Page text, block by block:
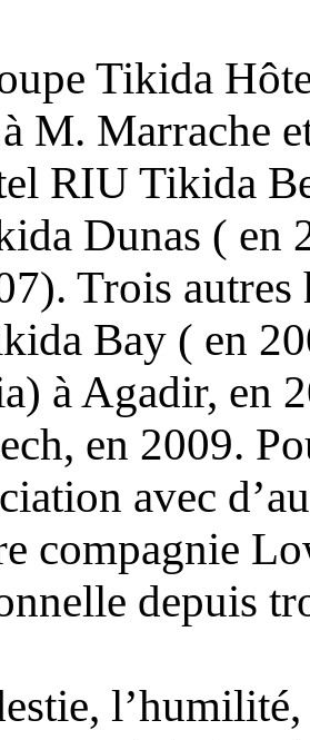
Tikida
M. Marrache
RIU Tikida
Dunas ( en
Trois
Bay ( en
à Agadir, en
en 2009.
avec
compagnie
depuis